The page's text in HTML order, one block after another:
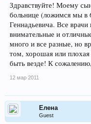
Здравствуйте! Моему
больнице (ложимся мы в
Геннадьевича. Все
внимательные и
много и все разные, но
том, хорошая или
быть везде! К
12 мар 2011
Елена
Guest